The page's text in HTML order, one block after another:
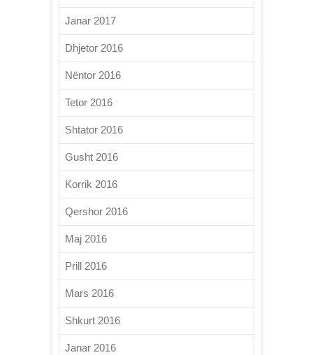
Janar 2017
Dhjetor 2016
Nëntor 2016
Tetor 2016
Shtator 2016
Gusht 2016
Korrik 2016
Qershor 2016
Maj 2016
Prill 2016
Mars 2016
Shkurt 2016
Janar 2016